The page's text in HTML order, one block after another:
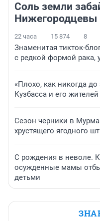
Соль земли
Нижегородцевы
22 часа 15 874 8
Знаменитая тикток-
с редкой формой рака,
«Плохо, как никогда до
Кузбасса и его жителей
Сезон черники в
хрустящего ягодного
С рождения в неволе.
осужденные мамы
детьми